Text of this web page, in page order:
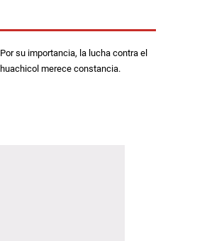
Por su importancia, la lucha contra el
huachicol merece constancia.